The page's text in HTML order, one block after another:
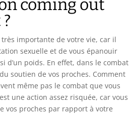
coming out
importante de votre vie, car il
sexuelle et de vous épanouir
d’un poids. En effet, dans le combat
soutien de vos proches. Comment
même pas le combat que vous
une action assez risquée, car vous
vos proches par rapport à votre